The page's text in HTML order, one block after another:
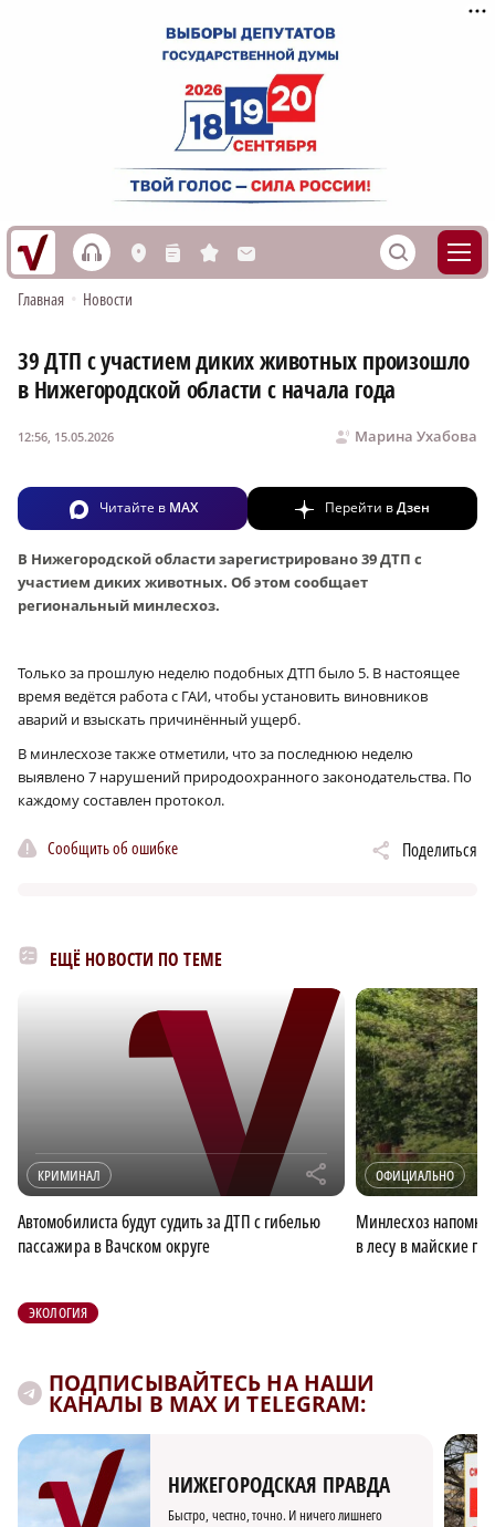
h L n s M S
Главная • Новости
39 ДТП с участием диких животных произошло
в Нижегородской области с начала года
Марина Ухабова
12:56, 15.05.2026
Читайте в MAX Перейти вДзен
В Нижегородской области зарегистрировано 39 ДТП с
участием диких животных. Об этом сообщает
региональный минлесхоз.
Только за прошлую неделю подобных ДТП было 5. В настоящее
время ведётся работа с ГАИ, чтобы установить виновников
аварий и взыскать причинённый ущерб.
В минлесхозе также отметили, что за последнюю неделю
выявлено 7 нарушений природоохранного законодательства. По
каждому составлен протокол.
Сообщить об ошибке Поделиться
ЕЩЁ НОВОСТИ ПО ТЕМЕ
КРИМИНАЛ r
Автомобилиста будут судить за ДТП с гибелью
пассажира в Вачском округе
ОФИЦИАЛЬНО
Минлесхоз
в лесу в майские
ЭКОЛОГИЯ
ПОДПИСЫВАЙТЕСЬ НА НАШИ
КАНАЛЫ В MAX И TELEGRAM:
НИЖЕГОРОДСКАЯ ПРАВДА
Быстро, честно, точно. И ничего лишнего